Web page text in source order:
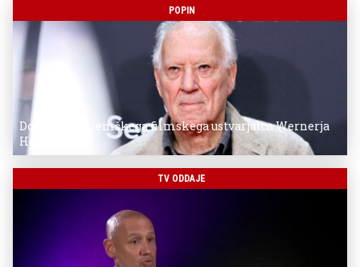
POPIN
Donostia za nemškega filmskega ustvarjalca Wernerja
Herzoga
TV ODDAJE